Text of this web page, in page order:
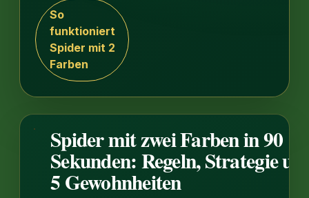
So
funktioniert
Spider mit 2
Farben
Spider mit zwei Farben in 90
Sekunden: Regeln, Strategie
5 Gewohnheiten
1:34